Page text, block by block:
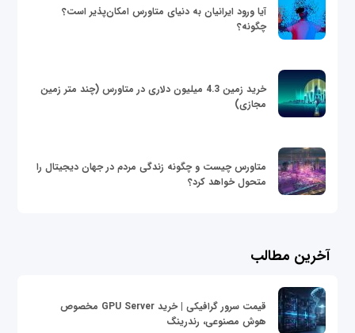
آیا ورود ایرانیان به دنیای متاورس امکان‌پذیر است؟
چگونه؟
خرید زمین 4.3 میلیون دلاری در متاورس (چند متر زمین
مجازی)
متاورس چیست و چگونه زندگی مردم در جهان دیجیتال را
متحول خواهد کرد؟
آخرین مطالب
قیمت سرور گرافیکی | خرید GPU Server مخصوص
هوش مصنوعی، رندرینگ